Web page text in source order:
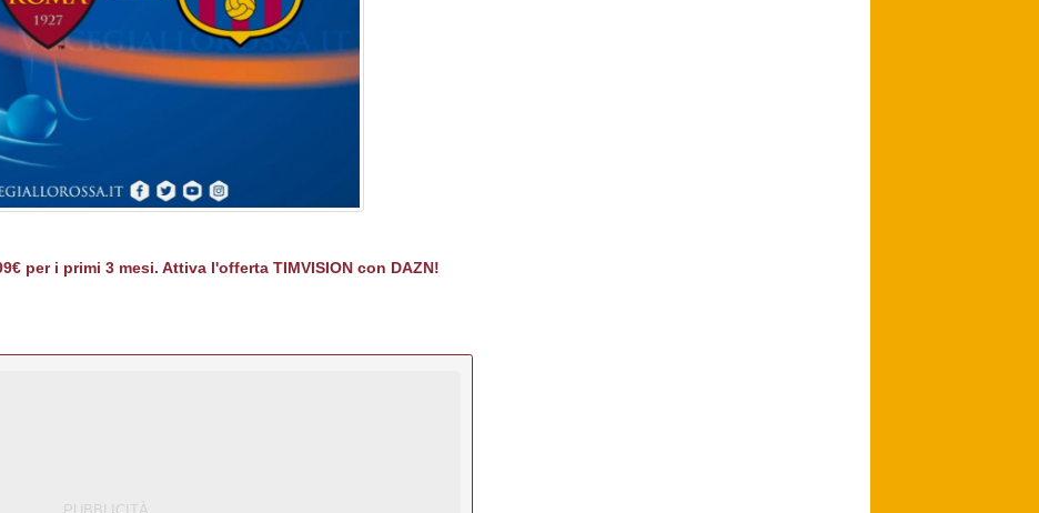
per i primi 3 mesi. Attiva l'offerta TIMVISION con DAZN!